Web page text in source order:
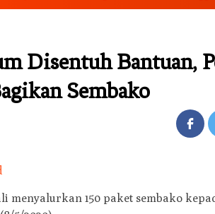
Disentuh Bantuan,
Sembako
menyalurkan 150 paket sembako